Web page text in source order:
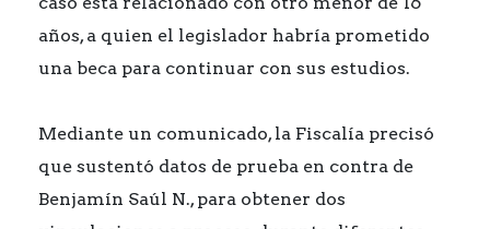
años, a quien el legislador habría prometido
una beca para continuar con sus estudios.
Mediante un comunicado, la Fiscalía precisó
que sustentó datos de prueba en contra de
Benjamín Saúl N., para obtener dos